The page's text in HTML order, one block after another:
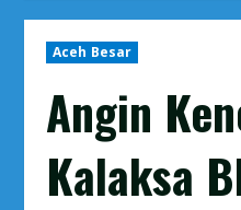
Aceh Besar
Angin
Kalaksa